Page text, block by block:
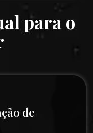
para o
de